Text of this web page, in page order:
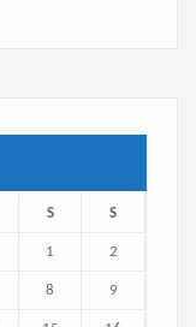
S S
1 2
8 9